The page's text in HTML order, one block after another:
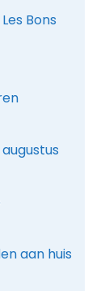
Bons
aan huis